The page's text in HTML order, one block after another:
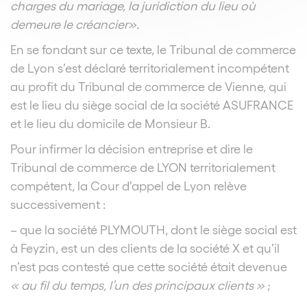
charges du mariage, la juridiction du lieu où
demeure le créancier».
En se fondant sur ce texte, le Tribunal de commerce
de Lyon s’est déclaré territorialement incompétent
au profit du Tribunal de commerce de Vienne, qui
est le lieu du siège social de la société ASUFRANCE
et le lieu du domicile de Monsieur B.
Pour infirmer la décision entreprise et dire le
Tribunal de commerce de LYON territorialement
compétent, la Cour d’appel de Lyon relève
successivement :
– que la société PLYMOUTH, dont le siège social est
à Feyzin, est un des clients de la société X et qu’il
n’est pas contesté que cette société était devenue
« au fil du temps, l’un des principaux clients » ;